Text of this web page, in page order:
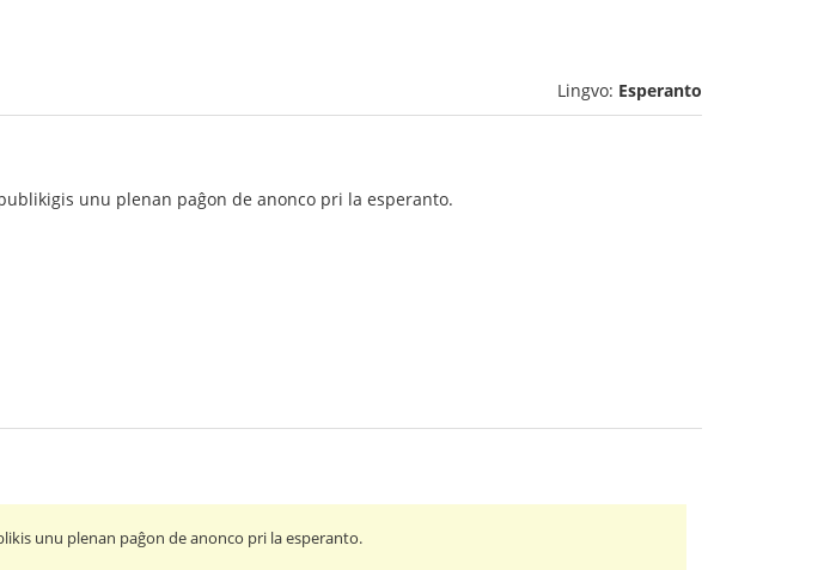
Lingvo: Esperanto
unu plenan paĝon de anonco pri la esperanto.
unu plenan paĝon de anonco pri la esperanto.